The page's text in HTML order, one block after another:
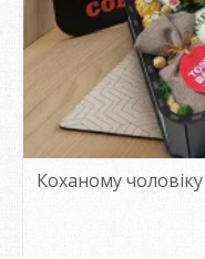
Коханому чоловіку